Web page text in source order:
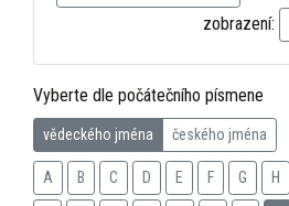
zobrazení:
Vyberte dle počátečního písmene
vědeckého jména českého jména
A B C D E F G H